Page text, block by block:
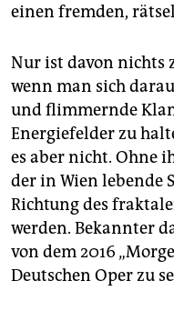
einen fremden,
Nur ist davon nichts
wenn man sich
und flimmernde
Energiefelder zu
es aber nicht. Ohne
der in Wien lebende
Richtung des
werden. Bekannter
von dem 2016
Deutschen Oper zu